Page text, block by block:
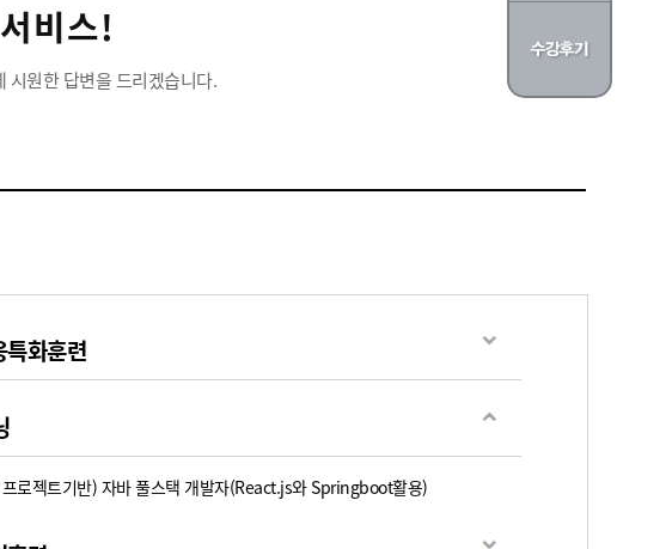
비스!
시원한 답변을 드리겠습니다.
화훈련
로젝트기반) 자바 풀스택 개발자(React.js와 Springboot활용)